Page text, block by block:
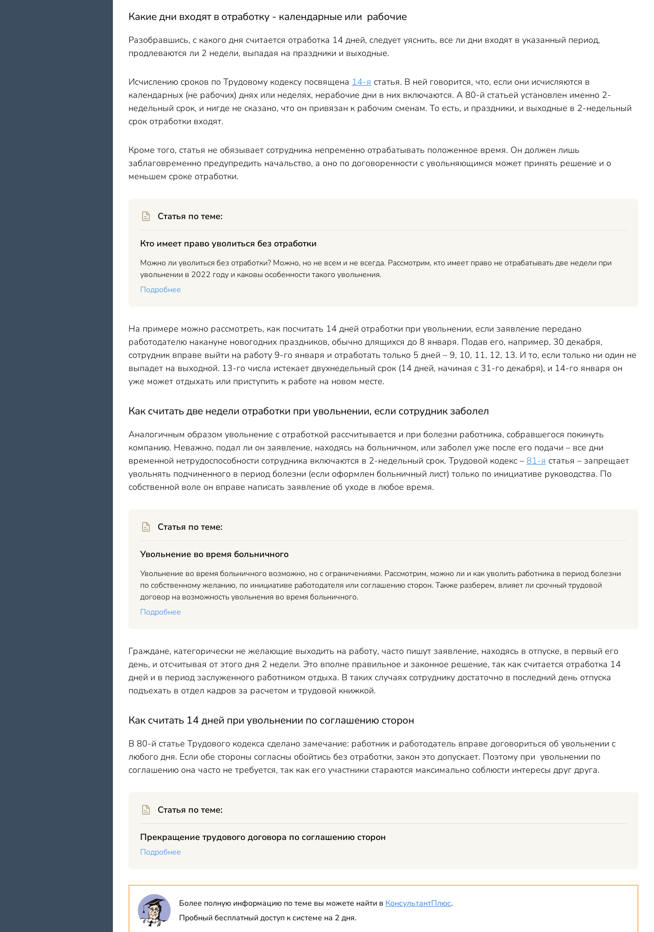
Какие дни входят в отработку - календарные или рабочие
Разобравшись, с какого дня считается отработка 14 дней, следует уяснить, все ли дни входят в указанный период,
продлеваются ли 2 недели, выпадая на праздники и выходные.
Исчислению сроков по Трудовому кодексу посвящена 14-я статья. В ней говорится, что, если они исчисляются в
календарных (не рабочих) днях или неделях, нерабочие дни в них включаются. А 80-й статьей установлен именно 2-
недельный срок, и нигде не сказано, что он привязан к рабочим сменам. То есть, и праздники, и выходные в 2-недельный
срок отработки входят.
Кроме того, статья не обязывает сотрудника непременно отрабатывать положенное время. Он должен лишь
заблаговременно предупредить начальство, а оно по договоренности с увольняющимся может принять решение и о
меньшем сроке отработки.
Статья по теме:
Кто имеет право уволиться без отработки
Можно ли уволиться без отработки? Можно, но не всем и не всегда. Рассмотрим, кто имеет право не отрабатывать две недели при
увольнении в 2022 году и каковы особенности такого увольнения.
Подробнее
На примере можно рассмотреть, как посчитать 14 дней отработки при увольнении, если заявление передано
работодателю накануне новогодних праздников, обычно длящихся до 8 января. Подав его, например, 30 декабря,
сотрудник вправе выйти на работу 9-го января и отработать только 5 дней – 9, 10, 11, 12, 13. И то, если только ни один не
выпадет на выходной. 13-го числа истекает двухнедельный срок (14 дней, начиная с 31-го декабря), и 14-го января он
уже может отдыхать или приступить к работе на новом месте.
Как считать две недели отработки при увольнении, если сотрудник заболел
Аналогичным образом увольнение с отработкой рассчитывается и при болезни работника, собравшегося покинуть
компанию. Неважно, подал ли он заявление, находясь на больничном, или заболел уже после его подачи – все дни
временной нетрудоспособности сотрудника включаются в 2-недельный срок. Трудовой кодекс – 81-я статья – запрещает
увольнять подчиненного в период болезни (если оформлен больничный лист) только по инициативе руководства. По
собственной воле он вправе написать заявление об уходе в любое время.
Статья по теме:
Увольнение во время больничного
Увольнение во время больничного возможно, но с ограничениями. Рассмотрим, можно ли и как уволить работника в период болезни
по собственному желанию, по инициативе работодателя или соглашению сторон. Также разберем, влияет ли срочный трудовой
договор на возможность увольнения во время больничного.
Подробнее
Граждане, категорически не желающие выходить на работу, часто пишут заявление, находясь в отпуске, в первый его
день, и отсчитывая от этого дня 2 недели. Это вполне правильное и законное решение, так как считается отработка 14
дней и в период заслуженного работником отдыха. В таких случаях сотруднику достаточно в последний день отпуска
подъехать в отдел кадров за расчетом и трудовой книжкой.
Как считать 14 дней при увольнении по соглашению сторон
В 80-й статье Трудового кодекса сделано замечание: работник и работодатель вправе договориться об увольнении с
любого дня. Если обе стороны согласны обойтись без отработки, закон это допускает. Поэтому при увольнении по
соглашению она часто не требуется, так как его участники стараются максимально соблюсти интересы друг друга.
Статья по теме:
Прекращение трудового договора по соглашению сторон
Подробнее
Более полную информацию по теме вы можете найти в КонсультантПлюс.
Пробный бесплатный доступ к системе на 2 дня.